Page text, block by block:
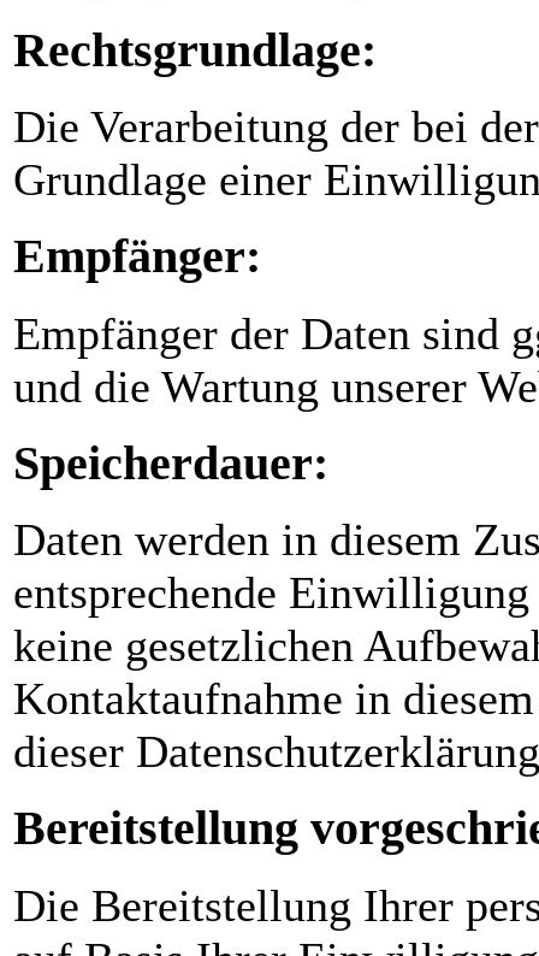
Rechtsgrundlage:
Die Verarbeitung der bei
Grundlage einer
Empfänger:
Empfänger der Daten sind
und die Wartung unserer
Speicherdauer:
Daten werden in diesem
entsprechende
keine gesetzlichen
Kontaktaufnahme in
dieser
Bereitstellung
Die Bereitstellung Ihrer